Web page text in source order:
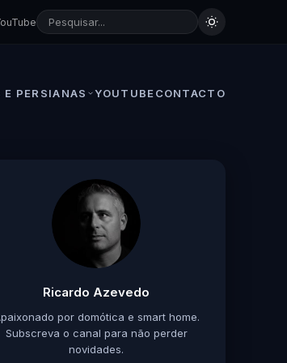
E PERSIANAS YOUTUBE CONTACTO
Ricardo Azevedo
por domótica e smart home.
Subscreva o canal para não perder
novidades.